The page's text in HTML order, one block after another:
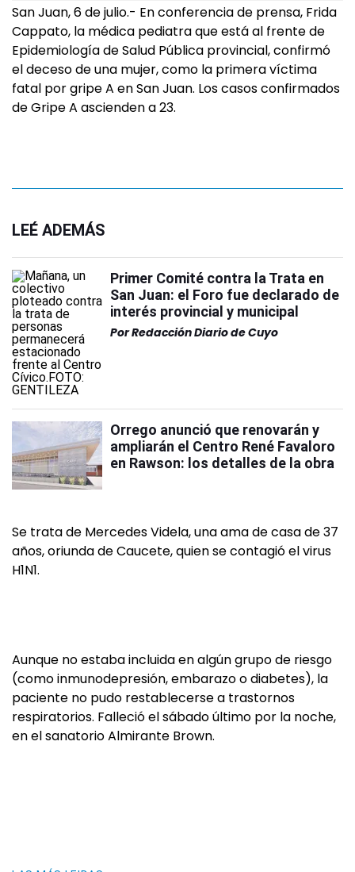
San Juan, 6 de julio.- En conferencia de prensa, Frida
Cappato, la médica pediatra que está al frente de
Epidemiología de Salud Pública provincial, confirmó
el deceso de una mujer, como la primera víctima
fatal por gripe A en San Juan. Los casos confirmados
de Gripe A ascienden a 23.
LEÉ ADEMÁS
Primer Comité contra la Trata en
San Juan: el Foro fue declarado de
interés provincial y municipal
PorRedacción Diario de Cuyo
Orrego anunció que renovarán y
ampliarán el Centro René Favaloro
en Rawson: los detalles de la obra
Se trata de Mercedes Videla, una ama de casa de 37
años, oriunda de Caucete, quien se contagió el virus
H1N1.
Aunque no estaba incluida en algún grupo de riesgo
(como inmunodepresión, embarazo o diabetes), la
paciente no pudo restablecerse a trastornos
respiratorios. Falleció el sábado último por la noche,
en el sanatorio Almirante Brown.